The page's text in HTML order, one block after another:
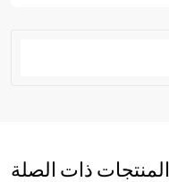
المنتجات ذات الصلة